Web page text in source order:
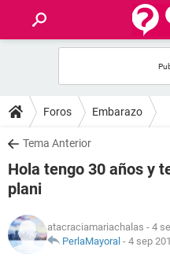
FOROS
SALUD
FAMILIA
NUTRICIÓN
Foros Embarazo
Tema Anterior
Hola tengo 30 años y
plani
atacraciamariachalas - 4
PerlaMayoral - 4 sep